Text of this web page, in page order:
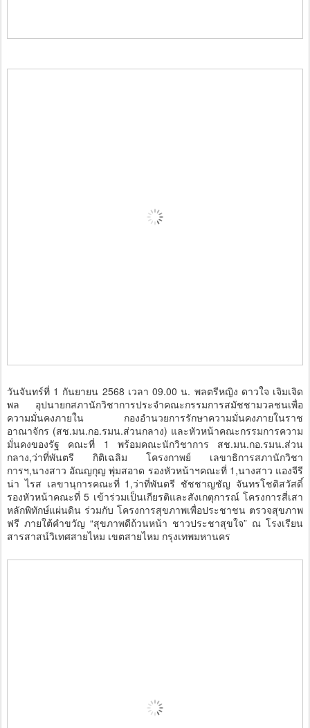
วันจันทร์ที่ 1 กันยายน 2568 เวลา 09.00 น. พลตรีหญิง ดาวใจ เจิมเจิด
พล อุปนายกสภานักวิชาการประจำคณะกรรมการสมัชชามวลชนเพื่อ
ความมั่นคงภายใน กองอำนวยการรักษาความมั่นคงภายในราช
อาณาจักร (สช.มน.กอ.รมน.ส่วนกลาง) และหัวหน้าคณะกรรมการความ
มั่นคงของรัฐ คณะที่ 1 พร้อมคณะนักวิชาการ สช.มน.กอ.รมน.ส่วน
กลาง,ว่าที่พันตรี กิติเฉลิม โครงกาพย์ เลขาธิการสภานักวิชา
การฯ,นางสาว อัณญกุญ พุ่มสอาด รองหัวหน้าฯคณะที่ 1,นางสาว แองจีรี
น่า ไรส เลขานุการคณะที่ 1,ว่าที่พันตรี ชัชชาญชัญ จันทรโชติสวัสดิ์
รองหัวหน้าคณะที่ 5 เข้าร่วมเป็นเกียรติและสังเกตุการณ์ โครงการสี่เสา
หลักพิทักษ์แผ่นดิน ร่วมกับ โครงการสุขภาพเพื่อประชาชน ตรวจสุขภาพ
ฟรี ภายใต้คำขวัญ “สุขภาพดีถ้วนหน้า ชาวประชาสุขใจ” ณ โรงเรียน
สารสาสน์วิเทศสายไหม เขตสายไหม กรุงเทพมหานคร